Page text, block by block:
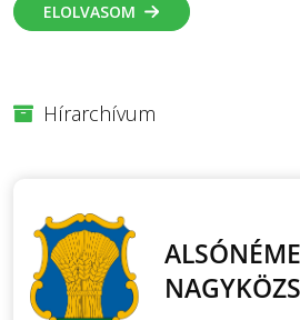
ELOLVASOM
Hírarchívum